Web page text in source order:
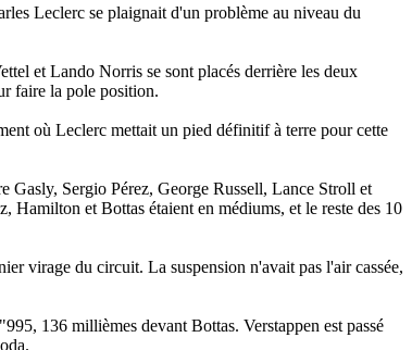
Leclerc se plaignait d'un problème au niveau du
et Lando Norris se sont placés derrière les deux
faire la pole position.
où Leclerc mettait un pied définitif à terre pour cette
Gasly, Sergio Pérez, George Russell, Lance Stroll et
Hamilton et Bottas étaient en médiums, et le reste des 10
virage du circuit. La suspension n'avait pas l'air cassée,
136 millièmes devant Bottas. Verstappen est passé